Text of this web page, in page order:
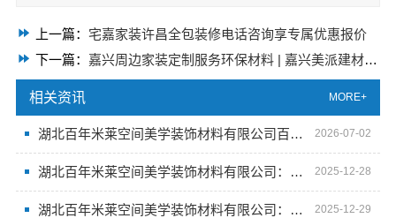
上一篇： 宅嘉家装许昌全包装修电话咨询享专属优惠报价
下一篇： 嘉兴周边家装定制服务环保材料 | 嘉兴美派建材一站式定制
相关资讯 MORE+
湖北百年米莱空间美学装饰材料有限公司百年米莱设计装修大平层 2026-07-02
湖北百年米莱空间美学装饰材料有限公司：空间美学的艺术殿堂 2025-12-28
湖北百年米莱空间美学装饰材料有限公司：解锁空间高端定制密码 2025-12-29